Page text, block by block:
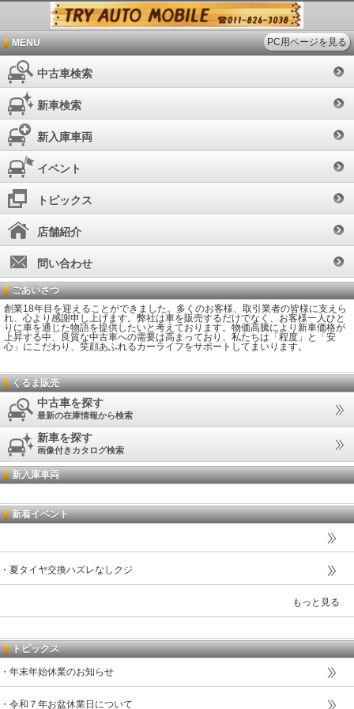
MENU PC用ページを見る
中古車検索
新車検索
新入庫車両
イベント
トピックス
店舗紹介
問い合わせ
ごあいさつ
創業18年目を迎えることができました。多くのお客様、取引業者の皆様に支えら
れ、心より感謝申し上げます。弊社は車を販売するだけでなく、お客様一人ひと
りに車を通じた物語を提供したいと考えております。物価高騰により新車価格が
上昇する中、良質な中古車への需要は高まっており、私たちは「程度」と「安
心」にこだわり、笑顔あふれるカーライフをサポートしてまいります。
くるま販売
中古車を探す
最新の在庫情報から検索
新車を探す
画像付きカタログ検索
新入庫車両
新着イベント
・夏タイヤ交換ハズレなしクジ
もっと見る
トピックス
・年末年始休業のお知らせ
・令和７年お盆休業日について